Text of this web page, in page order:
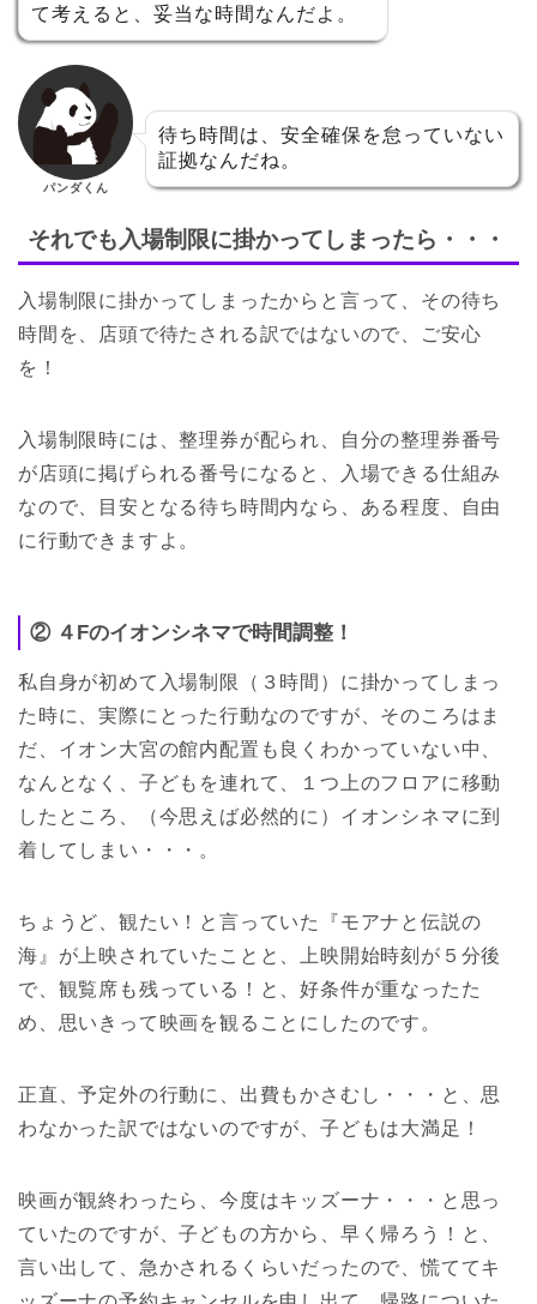
て考えると、妥当な時間なんだよ。
パンダくん
待ち時間は、安全確保を怠っていない
証拠なんだね。
それでも入場制限に掛かってしまったら・・・
入場制限に掛かってしまったからと言って、その待ち
時間を、店頭で待たされる訳ではないので、ご安心
を！
入場制限時には、整理券が配られ、自分の整理券番号
が店頭に掲げられる番号になると、入場できる仕組み
なので、目安となる待ち時間内なら、ある程度、自由
に行動できますよ。
② ４Fのイオンシネマで時間調整！
私自身が初めて入場制限（３時間）に掛かってしまっ
た時に、実際にとった行動なのですが、そのころはま
だ、イオン大宮の館内配置も良くわかっていない中、
なんとなく、子どもを連れて、１つ上のフロアに移動
したところ、（今思えば必然的に）イオンシネマに到
着してしまい・・・。
ちょうど、観たい！と言っていた『モアナと伝説の
海』が上映されていたことと、上映開始時刻が５分後
で、観覧席も残っている！と、好条件が重なったた
め、思いきって映画を観ることにしたのです。
正直、予定外の行動に、出費もかさむし・・・と、思
わなかった訳ではないのですが、子どもは大満足！
映画が観終わったら、今度はキッズーナ・・・と思っ
ていたのですが、子どもの方から、早く帰ろう！と、
言い出して、急かされるくらいだったので、慌ててキ